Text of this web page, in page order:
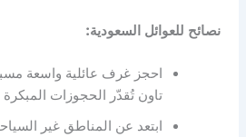
نصائح للعوائل السعودية:
احجز غرف عائلية واسعة
تاون تُقدّر الحجوزات المبكرة
ابتعد عن المناطق غير